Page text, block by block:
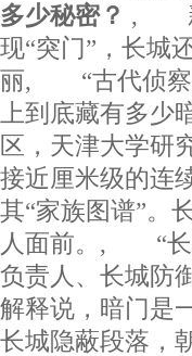
多少秘密？ , 新
现“突门”，长
丽, “古代侦察
上到底藏有多
区，天津大学研
接近厘米级的连
其“家族图谱”。
人面前。, “长
负责人、长城防
解释说，暗门是
长城隐蔽段落，